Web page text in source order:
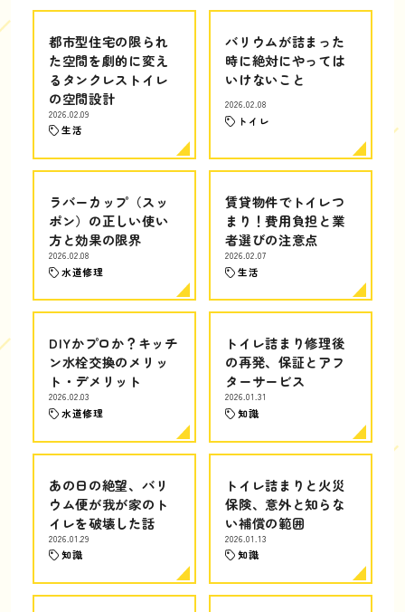
都市型住宅の限られ
た空間を劇的に変え
るタンクレストイレ
の空間設計
2026.02.09
生活
バリウムが詰まった
時に絶対にやっては
いけないこと
2026.02.08
トイレ
ラバーカップ（スッ
ポン）の正しい使い
方と効果の限界
2026.02.08
水道修理
賃貸物件でトイレつ
まり！費用負担と業
者選びの注意点
2026.02.07
生活
DIYかプロか？キッチ
ン水栓交換のメリッ
ト・デメリット
2026.02.03
水道修理
トイレ詰まり修理後
の再発、保証とアフ
ターサービス
2026.01.31
知識
あの日の絶望、バリ
ウム便が我が家のト
イレを破壊した話
2026.01.29
知識
トイレ詰まりと火災
保険、意外と知らな
い補償の範囲
2026.01.13
知識